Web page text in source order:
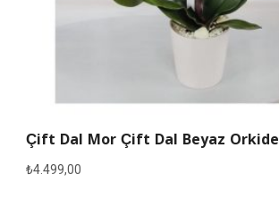
Çift Dal Mor Çift Dal Beyaz Orkide
₺4.499,00